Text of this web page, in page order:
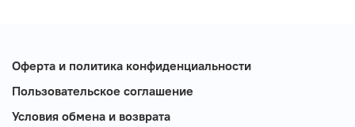
Оферта и политика конфиденциальности
Пользовательское соглашение
Условия обмена и возврата